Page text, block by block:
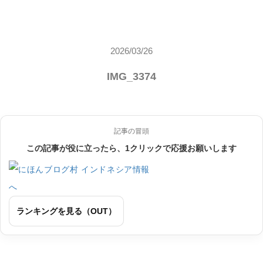
2026/03/26
IMG_3374
記事の冒頭
この記事が役に立ったら、1クリックで応援お願いします
ランキングを見る（OUT）